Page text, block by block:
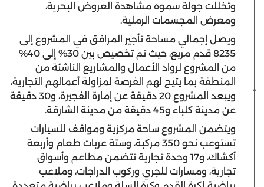
وتخللت جولة سموه مشاهدة العروض البحرية،
ومعرض المجسمات الرملية.
ويصل إجمالي مساحة تأجير المرافق في المشروع إلى
8235 قدم مربع، حيث تم تخصيص بين 30% إلى 40%
من المشروع لرواد الأعمال والمشاريع الناشئة من
المنطقة بما يتيح لهم الفرصة لمزاولة أعمالهم التجارية،
ويبعد المشروع 20 دقيقة عن إمارة الفجيرة، و30 دقيقة
عن مدينة كلباء و45 دقيقة من مدينة الشارقة.
ويتضمن المشروع ساحة مركزية ومواقف للسيارات
تستوعب نحو 350 مركبة، وستة عربات طعام وأربعة
أكشاك، و17 وحدة تجارية تتضمن مطاعم وأسواق
تجارية، ومسارات للجري وركوب الدراجات، وملاعب